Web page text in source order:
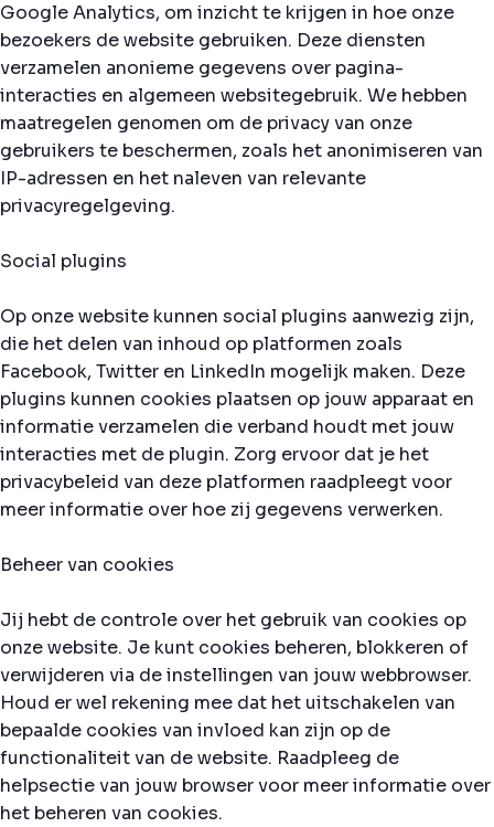
Google Analytics, om inzicht te krijgen in hoe onze
bezoekers de website gebruiken. Deze diensten
verzamelen anonieme gegevens over pagina-
interacties en algemeen websitegebruik. We hebben
maatregelen genomen om de privacy van onze
gebruikers te beschermen, zoals het anonimiseren van
IP-adressen en het naleven van relevante
privacyregelgeving.
Social plugins
Op onze website kunnen social plugins aanwezig zijn,
die het delen van inhoud op platformen zoals
Facebook, Twitter en LinkedIn mogelijk maken. Deze
plugins kunnen cookies plaatsen op jouw apparaat en
informatie verzamelen die verband houdt met jouw
interacties met de plugin. Zorg ervoor dat je het
privacybeleid van deze platformen raadpleegt voor
meer informatie over hoe zij gegevens verwerken.
Beheer van cookies
Jij hebt de controle over het gebruik van cookies op
onze website. Je kunt cookies beheren, blokkeren of
verwijderen via de instellingen van jouw webbrowser.
Houd er wel rekening mee dat het uitschakelen van
bepaalde cookies van invloed kan zijn op de
functionaliteit van de website. Raadpleeg de
helpsectie van jouw browser voor meer informatie over
het beheren van cookies.